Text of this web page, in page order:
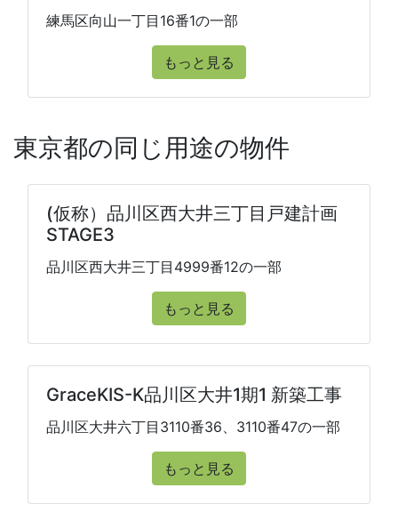
練馬区向山一丁目16番1の一部
もっと見る
東京都の同じ用途の物件
(仮称）品川区西大井三丁目戸建計画
STAGE3
品川区西大井三丁目4999番12の一部
もっと見る
GraceKIS-K品川区大井1期1 新築工事
品川区大井六丁目3110番36、3110番47の一部
もっと見る